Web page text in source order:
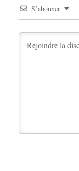
S’abonner